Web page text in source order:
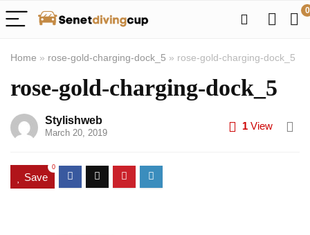
0
Home » rose-gold-charging-dock_5 » rose-gold-charging-dock_5
rose-gold-charging-dock_5
Stylishweb
March 20, 2019
1 View
Save
0